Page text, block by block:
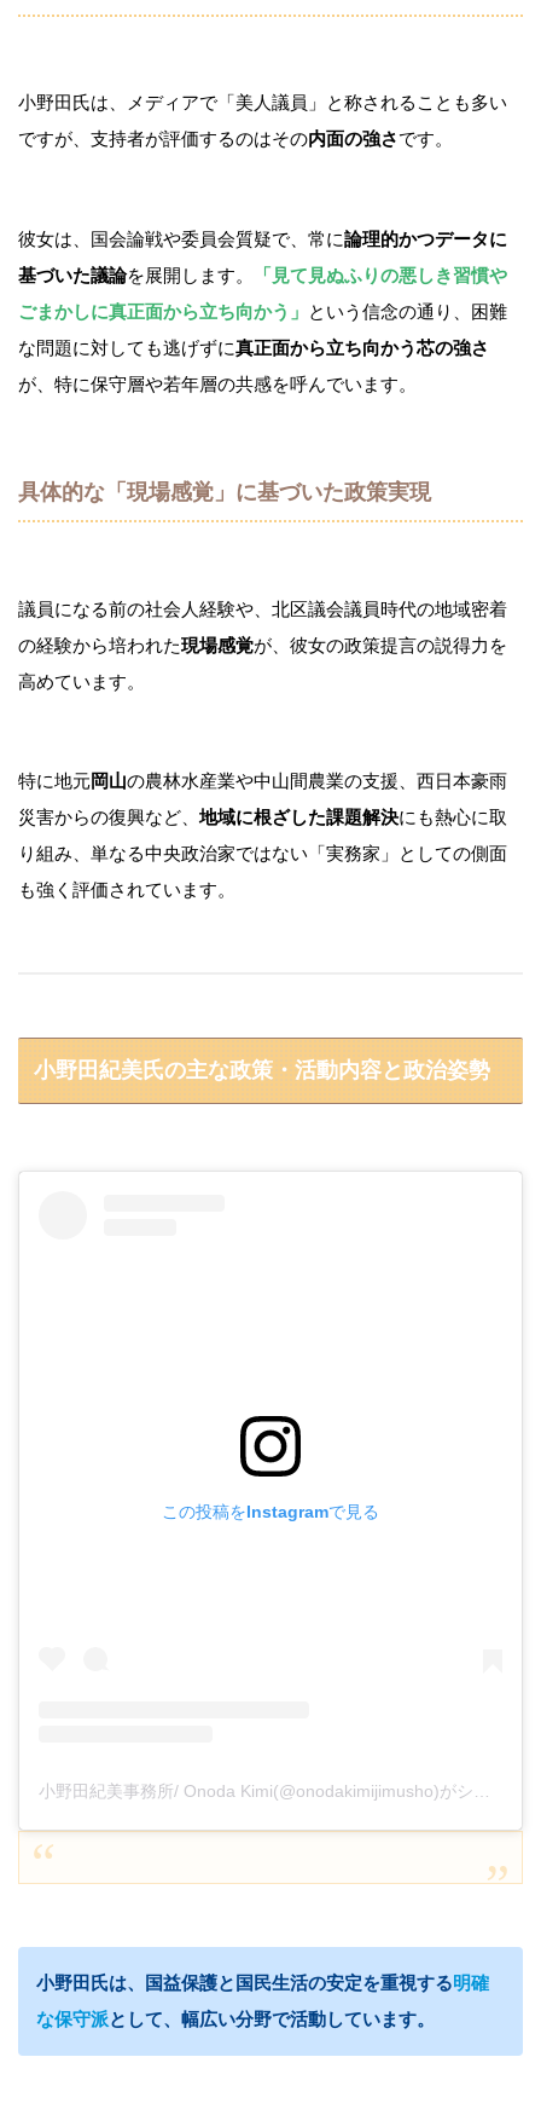
小野田氏は、メディアで「美人議員」と称されることも多い
ですが、支持者が評価するのはその内面の強さです。
彼女は、国会論戦や委員会質疑で、常に論理的かつデータに
基づいた議論を展開します。
「見て見ぬふりの悪しき習慣や
ごまかしに真正面から立ち向かう」 という信念の通り、困難
な問題に対しても逃げずに真正面から立ち向かう芯の強さ
が、特に保守層や若年層の共感を呼んでいます。
具体的な「現場感覚」に基づいた政策実現
議員になる前の社会人経験や、北区議会議員時代の地域密着
の経験から培われた現場感覚が、彼女の政策提言の説得力を
高めています。
特に地元岡山の農林水産業や中山間農業の支援、西日本豪雨
災害からの復興など、地域に根ざした課題解決にも熱心に取
り組み、単なる中央政治家ではない「実務家」としての側面
も強く評価されています。
小野田紀美氏の主な政策・活動内容と政治姿勢
この投稿をInstagramで見る
小野田氏は、 国益保護と 国民生活の安定を重視する明確
な保守派として、幅広い分野で活動しています。